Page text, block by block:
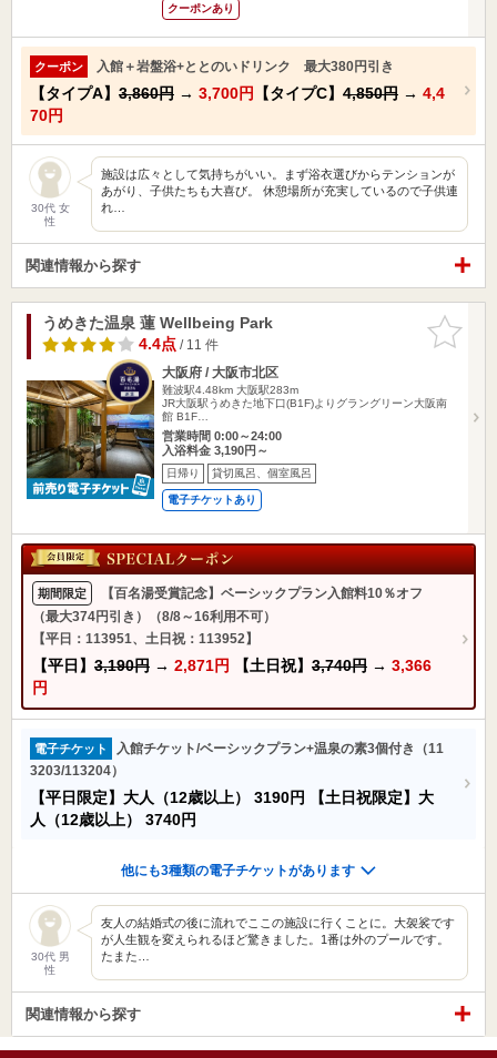
クーポンあり
クーポン 入館＋岩盤浴+ととのいドリンク 最大380円引き
【タイプA】 3,860円 → 3,700円 【タイプC】 4,850円 → 4,4
70円
30代 女
性
施設は広々として気持ちがいい。まず浴衣選びからテンションが
あがり、子供たちも大喜び。 休憩場所が充実しているので子供連
れ…
関連情報から探す
お気に入
りに追加
うめきた温泉 蓮 Wellbeing Park
4.4点/ 11 件
大阪府 / 大阪市北区
難波駅4.48km 大阪駅283m
JR大阪駅うめきた地下口(B1F)よりグラングリーン大阪南
館 B1F…
営業時間 0:00～24:00
入浴料金 3,190円～
日帰り 貸切風呂、個室風呂
電子チケットあり
期間限定
【百名湯受賞記念】ベーシックプラン入館料10％オフ
（最大374円引き）（8/8～16利用不可）
【平日：113951、土日祝：113952】
【平日】 3,190円 → 2,871円 【土日祝】 3,740円 → 3,366
円
電子チケット
入館チケット/ベーシックプラン+温泉の素3個付き（11
3203/113204）
【平日限定】大人（12歳以上） 3190円
【土日祝限定】大
人（12歳以上） 3740円
他にも3種類の電子チケットがあります
30代 男
性
友人の結婚式の後に流れでここの施設に行くことに。大袈裟です
が人生観を変えられるほど驚きました。1番は外のプールです。
たまた…
関連情報から探す